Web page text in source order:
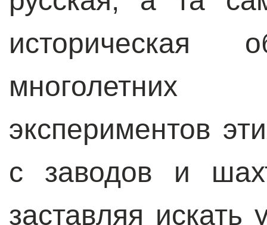
многолетних
экспериментов
с заводов и
заставляя искать